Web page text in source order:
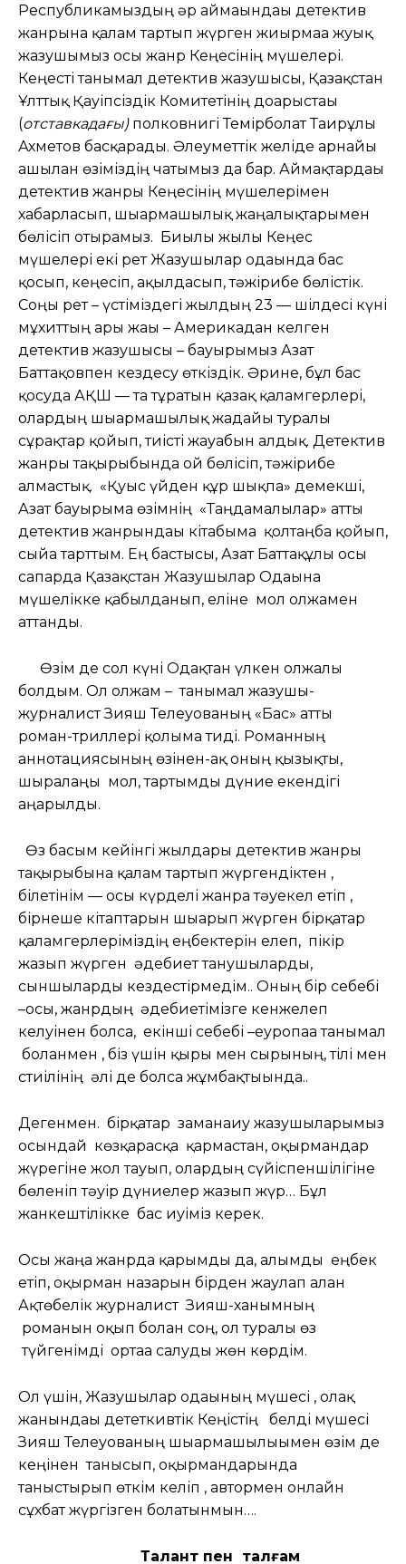
Республикамыздың әр аймағындағы детектив
жанрына қалам тартып жүрген жиырмаға жуық
жазушымыз осы жанр Кеңесінің мүшелері.
Кеңесті танымал детектив жазушысы, Қазақстан
Ұлттық Қауіпсіздік Комитетінің доғарыстағы
(отставкадағы) полковнигі Темірболат Таирұлы
Ахметов басқарады. Әлеуметтік желіде арнайы
ашылған өзіміздің чатымыз да бар. Аймақтардағы
детектив жанры Кеңесінің мүшелерімен
хабарласып, шығармашылық жаңалықтарымен
бөлісіп отырамыз. Биылғы жылы Кеңес
мүшелері екі рет Жазушылар одағында бас
қосып, кеңесіп, ақылдасып, тәжірибе бөлістік.
Соңғы рет – үстіміздегі жылдың 23 — шілдесі күні
мұхиттың арғы жағы – Америкадан келген
детектив жазушысы – бауырымыз Азат
Баттақовпен кездесу өткіздік. Әрине, бұл бас
қосуда АҚШ — та тұратын қазақ қаламгерлері,
олардың шығармашылық жағдайы туралы
сұрақтар қойып, тиісті жауабын алдық. Детектив
жанры тақырыбында ой бөлісіп, тәжірибе
алмастық. «Қуыс үйден құр шықпа» демекші,
Азат бауырыма өзімнің «Таңдамалылар» атты
детектив жанрындағы кітабыма қолтаңба қойып,
сыйға тарттым. Ең бастысы, Азат Баттақұлы осы
сапарда Қазақстан Жазушылар Одағына
мүшелікке қабылданып, еліне мол олжамен
аттанды.
Өзім де сол күні Одақтан үлкен олжалы
болдым. Ол олжам – танымал жазушы-
журналист Зияш Телеуованың «Бас» атты
роман-триллері қолыма тиді. Романның
аннотациясының өзінен-ақ оның қызықты,
шырғалаңы мол, тартымды дүние екендігі
аңғарылды.
Өз басым кейінгі жылдары детектив жанры
тақырыбына қалам тартып жүргендіктен ,
білетінім — осы күрделі жанрға тәуекел етіп ,
бірнеше кітаптарын шығарып жүрген бірқатар
қаламгерлеріміздің еңбектерін елеп, пікір
жазып жүрген әдебиет танушыларды,
сыншыларды кездестірмедім.. Оның бір себебі
–осы, жанрдың әдебиетімізге кенжелеп
келуінен болса, екінші себебі –еуропаға танымал
болғанмен , біз үшін қыры мен сырының, тілі мен
стиілінің әлі де болса жұмбақтығында..
Дегенмен. бірқатар заманаиу жазушыларымыз
осындай көзқарасқа қармастан, оқырмандар
жүрегіне жол тауып, олардың сүйіспеншілігіне
бөленіп тәуір дүниелер жазып жүр… Бұл
жанкештілікке бас иуіміз керек.
Осы жаңа жанрда қарымды да, алымды еңбек
етіп, оқырман назарын бірден жаулап алған
Ақтөбелік журналист Зияш-ханымның
романын оқып болған соң, ол туралы өз
түйгенімді ортаға салуды жөн көрдім.
Ол үшін, Жазушылар одағының мүшесі , олақ
жанындағы дететкивтік Кеңістің белді мүшесі
Зияш Телеуованың шығармашылығымен өзім де
кеңінен танысып, оқырмандарында
таныстырып өткім келіп , автормен онлайн
сұхбат жүргізген болатынмын….
Талант пен талғам